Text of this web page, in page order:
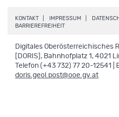
KONTAKT IMPRESSUM
BARRIEREFREIHEIT.
Digitales Oberösterreichisches
[DORIS], Bahnhofplatz 1, 4021
Telefon (+43 732) 77 20-12541 |
doris.geol.post@ooe.gv.at